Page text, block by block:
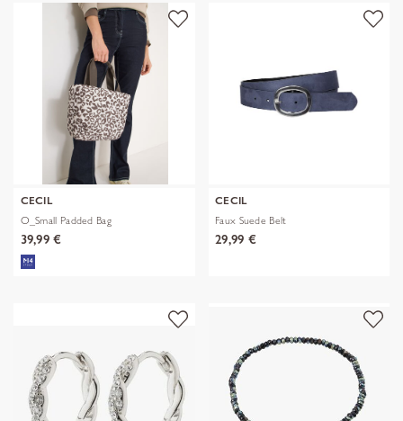
CECIL
O_Small Padded Bag
39,99 €
CECIL
Faux Suede Belt
29,99 €